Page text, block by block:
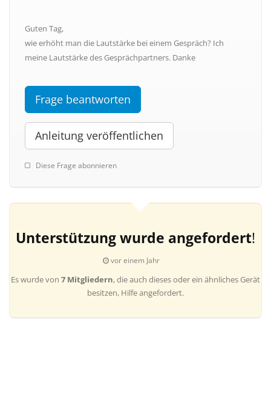
Guten Tag,
wie erhöht man die Lautstärke bei einem Gespräch? Ich
meine Lautstärke des Gesprächpartners. Danke
Frage beantworten
Anleitung veröffentlichen
Diese Frage abonnieren
Unterstützung wurde angefordert!
vor einem Jahr
Es wurde von 7 Mitgliedern, die auch dieses oder ein ähnliches Gerät
besitzen, Hilfe angefordert.